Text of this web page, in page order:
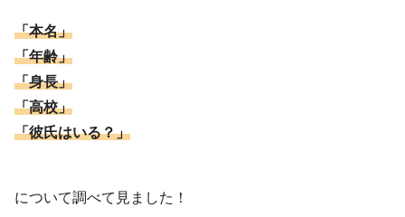
「本名」
「年齢」
「身長」
「高校」
「彼氏はいる？」
について調べて見ました！